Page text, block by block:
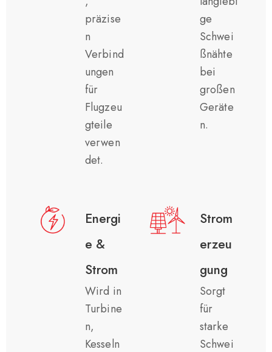
präzise
n
Verbind
ungen
für
Flugzeu
gteile
verwen
det.
ge
Schwei
ßnähte
bei
großen
Geräte
n.
Energi
e &
Strom
Wird in
Turbine
n,
Kesseln
Strom
erzeu
gung
Sorgt
für
starke
Schwei